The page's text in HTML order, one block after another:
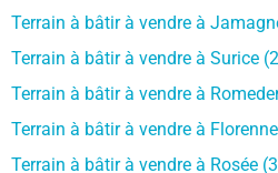
Terrain à bâtir à vendre à
Terrain à bâtir à vendre à Surice
Terrain à bâtir à vendre à
Terrain à bâtir à vendre à
Terrain à bâtir à vendre à Rosée